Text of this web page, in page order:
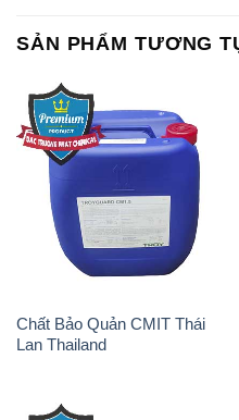
SẢN PHẨM TƯƠNG
Chất Bảo Quản CMIT Thái
Lan Thailand